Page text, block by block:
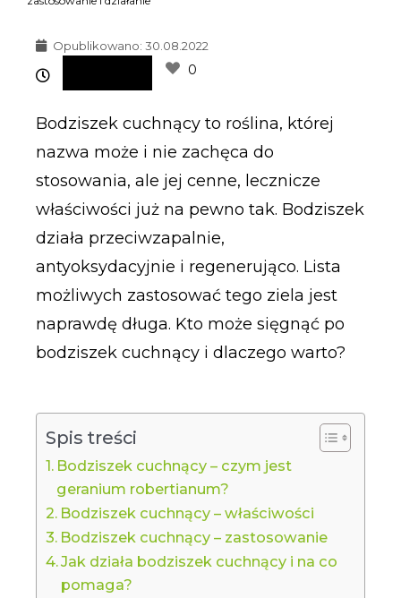
Opublikowano: 30.08.2022
0
Bodziszek cuchnący to roślina, której
nazwa może i nie zachęca do
stosowania, ale jej cenne, lecznicze
właściwości już na pewno tak. Bodziszek
działa przeciwzapalnie,
antyoksydacyjnie i regenerująco. Lista
możliwych zastosować tego ziela jest
naprawdę długa. Kto może sięgnąć po
bodziszek cuchnący i dlaczego warto?
Spis treści
Bodziszek cuchnący – czym jest
geranium robertianum?
Bodziszek cuchnący – właściwości
Bodziszek cuchnący – zastosowanie
Jak działa bodziszek cuchnący i na co
pomaga?